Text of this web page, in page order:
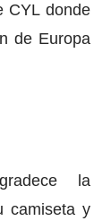
CYL donde
de Europa
la
camiseta y